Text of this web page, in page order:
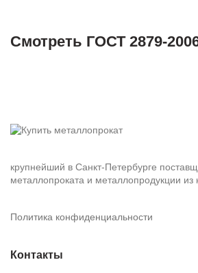
Смотреть ГОСТ 2879-
крупнейший в Санкт-Петербурге
металлопроката и металлопродукции
Политика конфиденциальности
Контакты